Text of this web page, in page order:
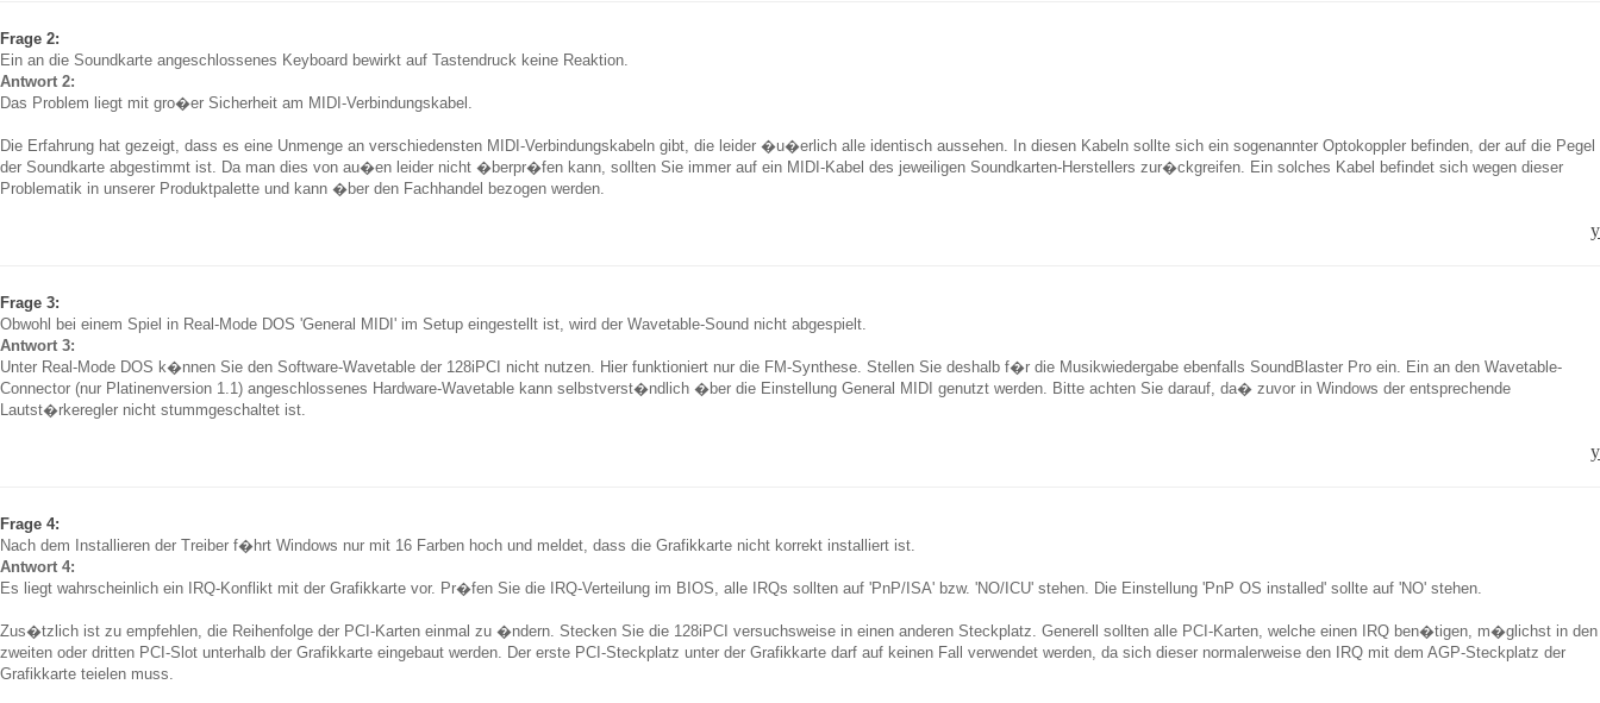
Frage 2:
Ein an die Soundkarte angeschlossenes Keyboard bewirkt auf Tastendruck keine Reaktion.
Antwort 2:
Das Problem liegt mit gro�er Sicherheit am MIDI-Verbindungskabel.
Die Erfahrung hat gezeigt, dass es eine Unmenge an verschiedensten MIDI-Verbindungskabeln gibt, die leider �u�erlich alle identisch aussehen. In diesen Kabeln sollte sich ein sogenannter Optokoppler befinden, der auf die Pegel
der Soundkarte abgestimmt ist. Da man dies von au�en leider nicht �berpr�fen kann, sollten Sie immer auf ein MIDI-Kabel des jeweiligen Soundkarten-Herstellers zur�ckgreifen. Ein solches Kabel befindet sich wegen dieser
Problematik in unserer Produktpalette und kann �ber den Fachhandel bezogen werden.
y
Frage 3:
Obwohl bei einem Spiel in Real-Mode DOS 'General MIDI' im Setup eingestellt ist, wird der Wavetable-Sound nicht abgespielt.
Antwort 3:
Unter Real-Mode DOS k�nnen Sie den Software-Wavetable der 128iPCI nicht nutzen. Hier funktioniert nur die FM-Synthese. Stellen Sie deshalb f�r die Musikwiedergabe ebenfalls SoundBlaster Pro ein. Ein an den Wavetable-
Connector (nur Platinenversion 1.1) angeschlossenes Hardware-Wavetable kann selbstverst�ndlich �ber die Einstellung General MIDI genutzt werden. Bitte achten Sie darauf, da� zuvor in Windows der entsprechende
Lautst�rkeregler nicht stummgeschaltet ist.
y
Frage 4:
Nach dem Installieren der Treiber f�hrt Windows nur mit 16 Farben hoch und meldet, dass die Grafikkarte nicht korrekt installiert ist.
Antwort 4:
Es liegt wahrscheinlich ein IRQ-Konflikt mit der Grafikkarte vor. Pr�fen Sie die IRQ-Verteilung im BIOS, alle IRQs sollten auf 'PnP/ISA' bzw. 'NO/ICU' stehen. Die Einstellung 'PnP OS installed' sollte auf 'NO' stehen.
Zus�tzlich ist zu empfehlen, die Reihenfolge der PCI-Karten einmal zu �ndern. Stecken Sie die 128iPCI versuchsweise in einen anderen Steckplatz. Generell sollten alle PCI-Karten, welche einen IRQ ben�tigen, m�glichst in den
zweiten oder dritten PCI-Slot unterhalb der Grafikkarte eingebaut werden. Der erste PCI-Steckplatz unter der Grafikkarte darf auf keinen Fall verwendet werden, da sich dieser normalerweise den IRQ mit dem AGP-Steckplatz der
Grafikkarte teielen muss.